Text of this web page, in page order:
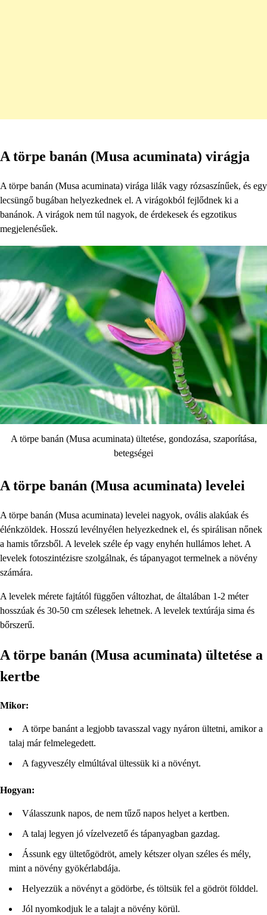
A törpe banán (Musa acuminata) virágja
A törpe banán (Musa acuminata) virága lilák vagy rózsaszínűek, és egy
lecsüngő bugában helyezkednek el. A virágokból fejlődnek ki a
banánok. A virágok nem túl nagyok, de érdekesek és egzotikus
megjelenésűek.
A törpe banán (Musa acuminata) ültetése, gondozása, szaporítása,
betegségei
A törpe banán (Musa acuminata) levelei
A törpe banán (Musa acuminata) levelei nagyok, ovális alakúak és
élénkzöldek. Hosszú levélnyélen helyezkednek el, és spirálisan nőnek
a hamis tőrzsből. A levelek széle ép vagy enyhén hullámos lehet. A
levelek fotoszintézisre szolgálnak, és tápanyagot termelnek a növény
számára.
A levelek mérete fajtától függően változhat, de általában 1-2 méter
hosszúak és 30-50 cm szélesek lehetnek. A levelek textúrája sima és
bőrszerű.
A törpe banán (Musa acuminata) ültetése a
kertbe
Mikor:
A törpe banánt a legjobb tavasszal vagy nyáron ültetni, amikor a
talaj már felmelegedett.
A fagyveszély elmúltával ültessük ki a növényt.
Hogyan:
Válasszunk napos, de nem tűző napos helyet a kertben.
A talaj legyen jó vízelvezető és tápanyagban gazdag.
Ássunk egy ültetőgödröt, amely kétszer olyan széles és mély,
mint a növény gyökérlabdája.
Helyezzük a növényt a gödörbe, és töltsük fel a gödröt földdel.
Jól nyomkodjuk le a talajt a növény körül.